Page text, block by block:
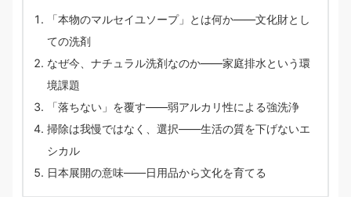
「本物のマルセイユソープ」とは何か――文化財とし
ての洗剤
なぜ今、ナチュラル洗剤なのか――家庭排水という環
境課題
「落ちない」を覆す――弱アルカリ性による強洗浄
掃除は我慢ではなく、選択――生活の質を下げないエ
シカル
日本展開の意味――日用品から文化を育てる